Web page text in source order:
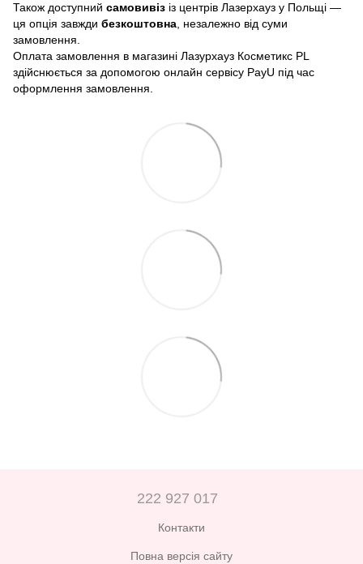
Також доступний самовивіз із центрів Лазерхауз у Польщі —
ця опція завжди безкоштовна , незалежно від суми
замовлення.
Оплата замовлення в магазині Лазурхауз Косметикс PL
здійснюється за допомогою онлайн сервісу PayU під час
оформлення замовлення.
222 927 017
Контакти
Повна версія сайту